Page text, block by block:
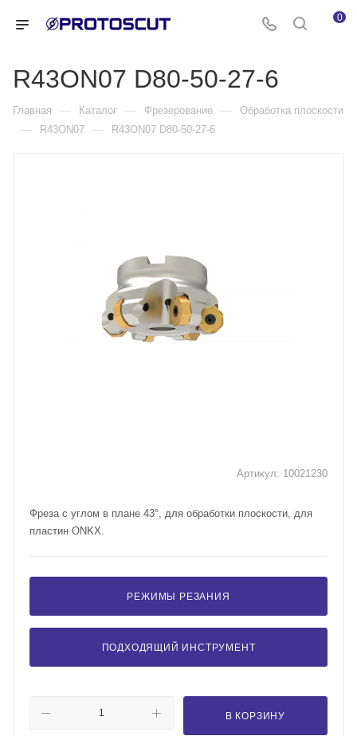
0
R43ON07 D80-50-27-6
Главная — Каталог — Фрезерование — Обработка плоскости
— R43ON07 — R43ON07 D80-50-27-6
Артикул: 10021230
Фреза с углом в плане 43°, для обработки плоскости, для
пластин ONKX.
РЕЖИМЫ РЕЗАНИЯ
ПОДХОДЯЩИЙ ИНСТРУМЕНТ
В КОРЗИНУ